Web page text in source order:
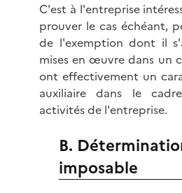
C'est à l'entreprise
prouver le cas échéant,
de l'exemption dont il
mises en œuvre dans un
ont effectivement un
auxiliaire dans le
activités de l'entreprise.
B.
imposable